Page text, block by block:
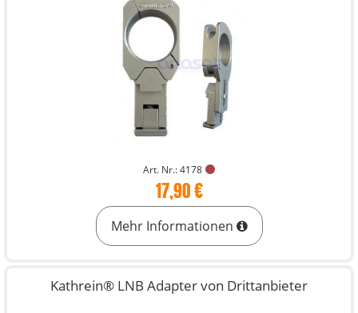
Art. Nr.: 4178
17,90 €
Mehr Informationen
Kathrein® LNB Adapter von Drittanbieter